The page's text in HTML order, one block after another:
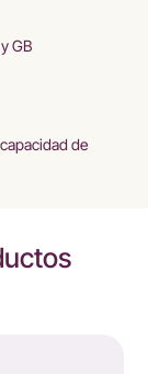
GB
de